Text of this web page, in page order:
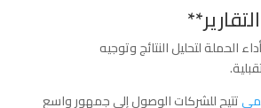
الحملة لتحليل النتائج وتوجيه
تتيح للشركات الوصول إلى جمهور واسع